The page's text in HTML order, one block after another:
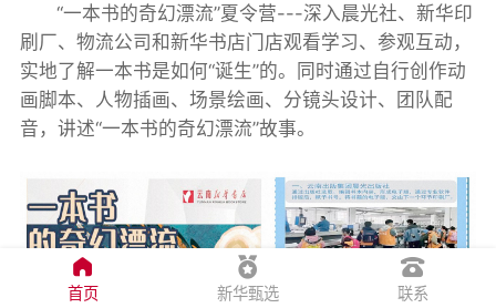
“一本书的奇幻漂流”夏令营---深入晨光社、新华印
刷厂、物流公司和新华书店门店观看学习、参观互动，
实地了解一本书是如何“诞生”的。同时通过自行创作动
画脚本、人物插画、场景绘画、分镜头设计、团队配
音，讲述“一本书的奇幻漂流”故事。
首页 新华甄选 联系